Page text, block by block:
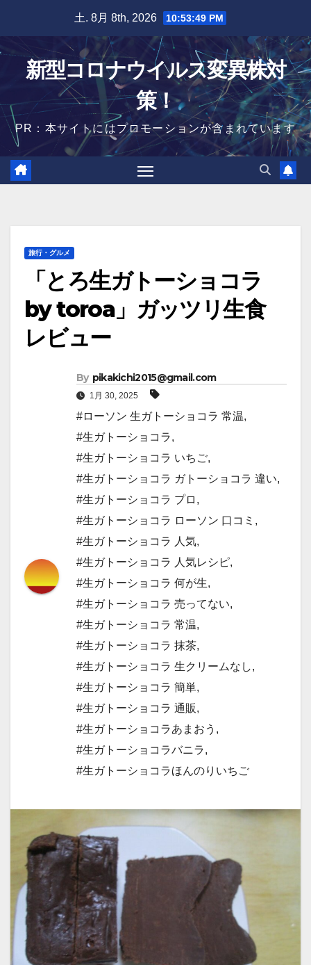
content
土. 8月 8th, 2026 10:53:50 PM
新型コロナウイルス変異株対
策！
PR：本サイトにはプロモーションが含まれています
旅行・グルメ
「とろ生ガトーショコラ
by toroa」ガッツリ生食
レビュー
By pikakichi2015@gmail.com
1月 30, 2025
#ローソン 生ガトーショコラ 常温,
#生ガトーショコラ,
#生ガトーショコラ いちご,
#生ガトーショコラ ガトーショコラ 違い,
#生ガトーショコラ プロ ,
#生ガトーショコラ ローソン 口コミ ,
#生ガトーショコラ 人気,
#生ガトーショコラ 人気レシピ,
#生ガトーショコラ 何が生,
#生ガトーショコラ 売ってない,
#生ガトーショコラ 常温,
#生ガトーショコラ 抹茶,
#生ガトーショコラ 生クリームなし,
#生ガトーショコラ 簡単,
#生ガトーショコラ 通販,
#生ガトーショコラあまおう ,
#生ガトーショコラバニラ,
#生ガトーショコラほんのりいちご